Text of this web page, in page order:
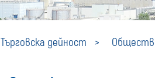
Търговска дейност